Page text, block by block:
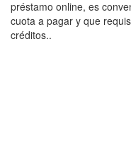
préstamo online, es
cuota a pagar y que
créditos..